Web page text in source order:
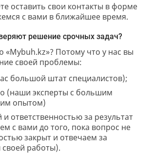
оставить свои контакты в форме
с вами в ближайшее время.
решение срочных задач?
Потому что у нас вы
своей проблемы:
большой штат специалистов);
(наши эксперты с большим
опытом)
и ответственностью за результат
с вами до того, пока вопрос не
закрыт и отвечаем за
своей работы).